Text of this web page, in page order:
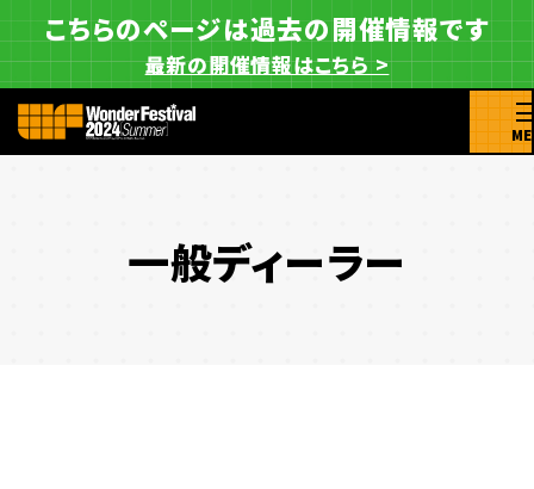
こちらのページは過去の開催情報です
最新の開催情報はこちら >
一般ディーラー